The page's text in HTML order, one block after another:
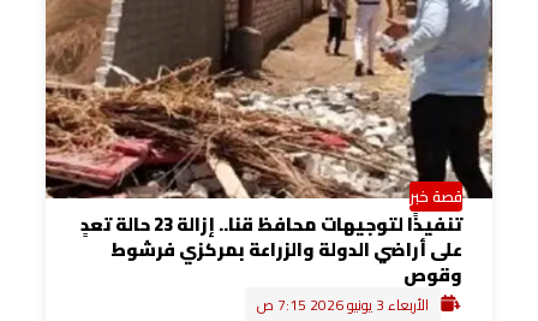
قصة خبر
تنفيذًا لتوجيهات محافظ قنا.. إزالة 23 حالة تعدٍ
على أراضي الدولة والزراعة بمركزي فرشوط
وقوص
الأربعاء 3 يونيو 2026 7:15 ص